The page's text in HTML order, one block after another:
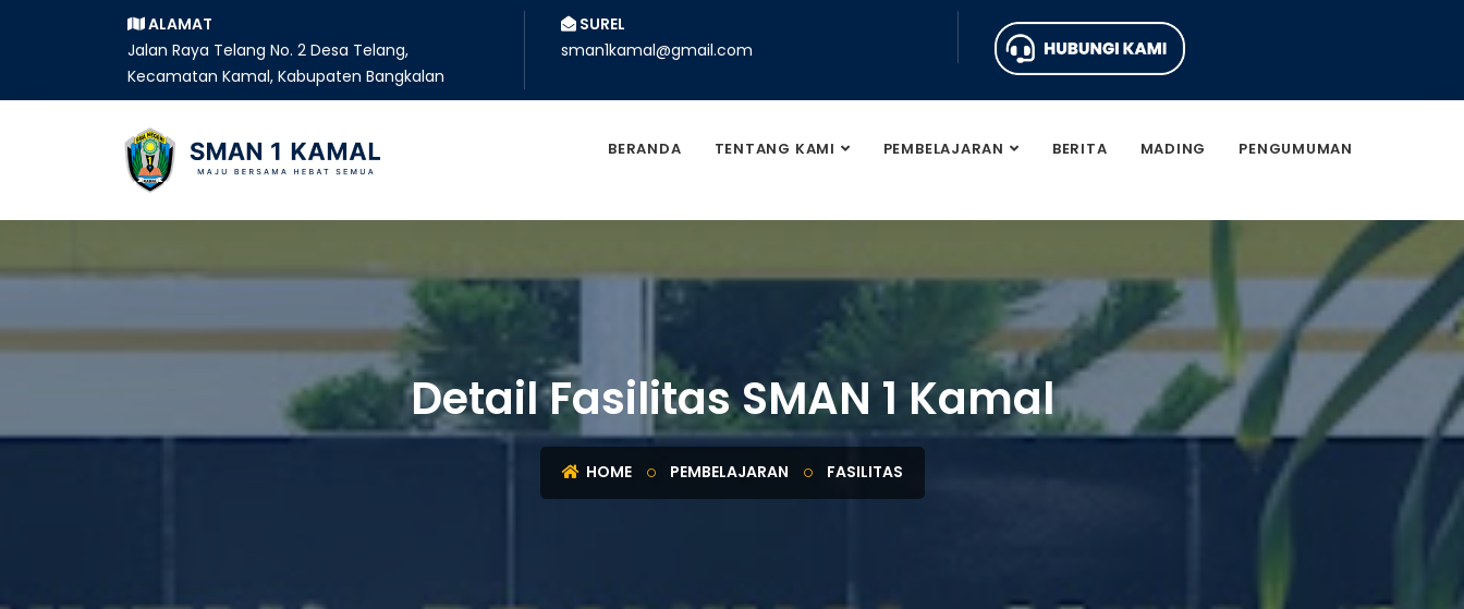
ALAMAT
Jalan Raya Telang No. 2 Desa Telang,
Kecamatan Kamal, Kabupaten Bangkalan
SUREL
sman1kamal@gmail.com
BERANDA TENTANG KAMI PEMBELAJARAN BERITA MADING PENGUMUMAN
Detail Fasilitas SMAN 1 Kamal
HOME PEMBELAJARAN FASILITAS